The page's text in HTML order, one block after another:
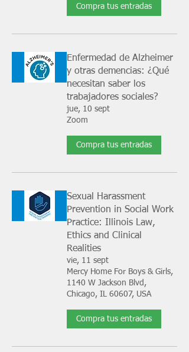
Compra tus entradas
Enfermedad de Alzheimer
y otras demencias: ¿Qué
necesitan saber los
trabajadores sociales?
jue, 10 sept
Zoom
Compra tus entradas
Sexual Harassment
Prevention in Social Work
Practice: Illinois Law,
Ethics and Clinical
Realities
vie, 11 sept
Mercy Home For Boys & Girls,
1140 W Jackson Blvd,
Chicago, IL 60607, USA
Compra tus entradas